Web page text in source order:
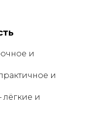
и
и
и